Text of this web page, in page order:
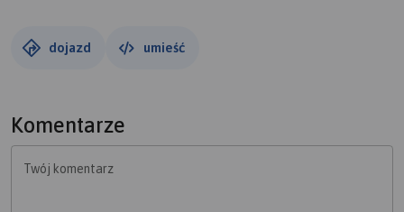
dojazd umieść
Komentarze
Twój komentarz